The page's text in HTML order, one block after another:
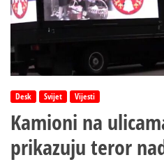
Desk Svijet Vijesti
Kamioni na
prikazuju teror